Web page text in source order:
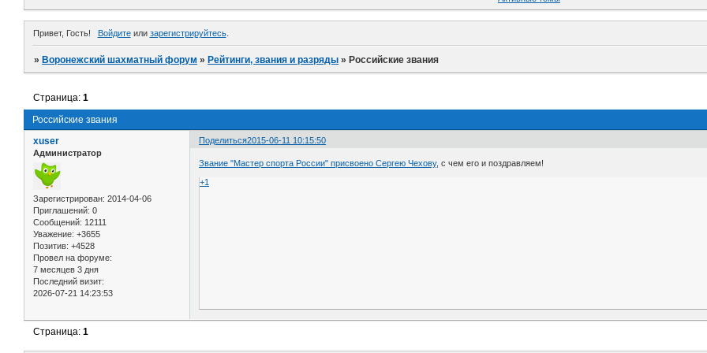
Привет, Гость! Войдитеили зарегистрируйтесь.
»Воронежский шахматный форум »Рейтинги, звания и разряды »Российские звания
Российские звания
Страница:1
Поделиться2015-06-11 10:15:50
xuser
Администратор
Зарегистрирован: 2014-04-06
Приглашений: 0
Сообщений: 12111
Уважение: +3655
Позитив: +4528
Провел на форуме:
7 месяцев 3 дня
Последний визит:
2026-07-21 14:23:53
Звание "Мастер спорта России" присвоено Сергею Чехову, с чем его и поздравляем!
+1
Страница:1